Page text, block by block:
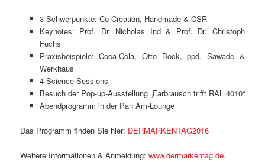
3 Schwerpunkte: Co-Creation, Handmade & CSR
Keynotes: Prof. Dr. Nicholas Ind & Prof. Dr. Christoph
Fuchs
Praxisbeispiele: Coca-Cola, Otto Bock, ppd, Sawade &
Werkhaus
4 Science Sessions
Besuch der Pop-up-Ausstellung „Farbrausch trifft RAL 4010“
Abendprogramm in der Pan Am-Lounge
Das Programm finden Sie hier: DERMARKENTAG2016
Weitere Informationen & Anmeldung:www.dermarkentag.de.